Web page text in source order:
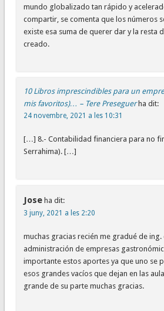
mundo globalizado tan rápido y
compartir, se comenta que los números
existe esa suma de querer dar y la resta
creado.
10 Libros imprescindibles para un
mis favoritos)… – Tere Preseguer ha dit:
24 novembre, 2021 a les 10:31
[…] 8.- Contabilidad financiera para no
Serrahima). […]
Jose ha dit:
3 juny, 2021 a les 2:20
muchas gracias recién me gradué de ing.
administración de empresas
importante estos aportes ya que uno se
esos grandes vacíos que dejan en las
grande de su parte muchas gracias.